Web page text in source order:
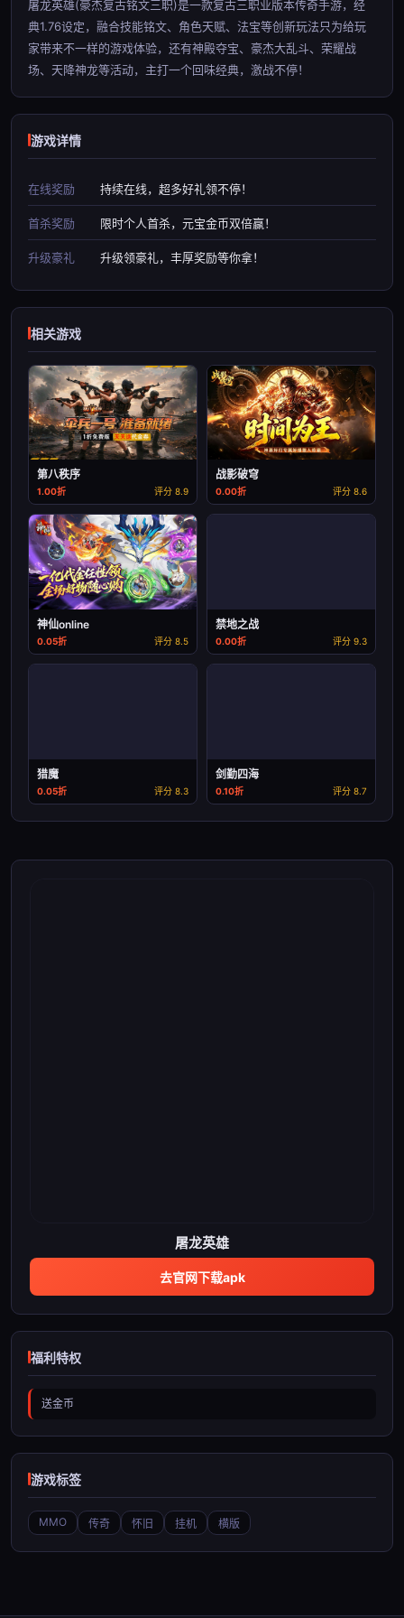
屠龙英雄(豪杰复古铭文三职)是一款复古三职业版本传奇手游，经
典1.76设定，融合技能铭文、角色天赋、法宝等创新玩法只为给玩
家带来不一样的游戏体验，还有神殿夺宝、豪杰大乱斗、荣耀战
场、天降神龙等活动，主打一个回味经典，激战不停！
游戏详情
在线奖励 持续在线，超多好礼领不停！
首杀奖励 限时个人首杀，元宝金币双倍赢！
升级豪礼 升级领豪礼，丰厚奖励等你拿！
相关游戏
第八秩序
1.00折 评分 8.9
战影破穹
0.00折 评分 8.6
神仙online
0.05折 评分 8.5
禁地之战
0.00折 评分 9.3
猎魔
0.05折 评分 8.3
剑勤四海
0.10折 评分 8.7
屠龙英雄
去官网下载apk
福利特权
送金币
游戏标签
MMO 传奇 怀旧 挂机 横版